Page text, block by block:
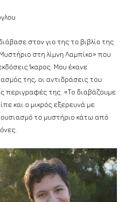
στον γιο της το βιβλίο της
στη λίμνη Λαμπίκο» που
Ίκαρος. Μου έκανε
της, οι αντιδράσεις του
περιγραφές της. «Το διαβάζουμε
και ο μικρός εξερευνά με
το μυστήριο κάτω από